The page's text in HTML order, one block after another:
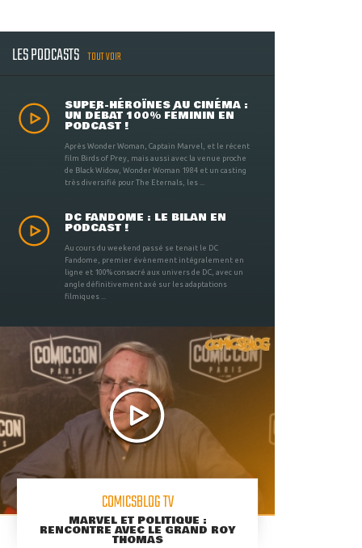
LES PODCASTS TOUT VOIR
SUPER-HÉROÏNES AU CINÉMA :
UN DÉBAT 100% FÉMININ EN
PODCAST !
Après Wonder Woman, Captain Marvel, et le récent
film Birds of Prey, mais aussi avec la venue proche
de Black Widow, Wonder Woman 1984 et un casting
très diversifié pour The Eternals, les ...
DC FANDOME : LE BILAN EN
PODCAST !
Au cours du weekend passé se tenait le DC
Fandome, premier évènement intégralement en
ligne et 100% consacré aux univers de DC, avec un
angle définitivement axé sur les adaptations
filmiques ...
COMICSBLOG TV
MARVEL ET POLITIQUE :
RENCONTRE AVEC LE GRAND ROY
THOMAS